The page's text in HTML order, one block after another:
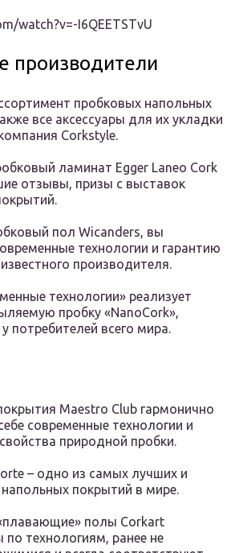
watch?v=-I6QEETSTvU
производители
пробковых напольных
все аксессуары для их укладки
Corkstyle.
ламинат Egger Laneo Cork
отзывы, призы с выставок
пол Wicanders, вы
технологии и гарантию
производителя.
технологии» реализует
пробку «NanoCork»,
потребителей всего мира.
Maestro Club гармонично
современные технологии и
природной пробки.
– одно из самых лучших и
покрытий в мире.
полы Corkart
по технологиям, ранее не